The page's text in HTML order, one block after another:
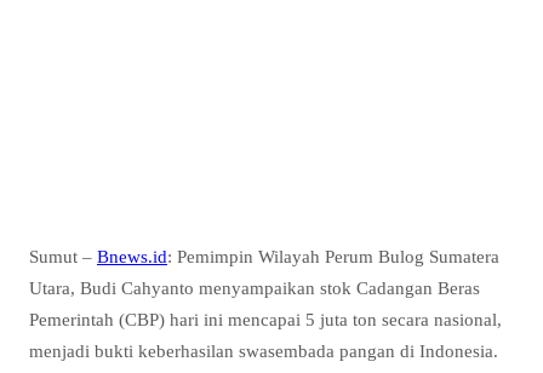
Sumut – Bnews.id: Pemimpin Wilayah Perum Bulog Sumatera
Utara, Budi Cahyanto menyampaikan stok Cadangan Beras
Pemerintah (CBP) hari ini mencapai 5 juta ton secara nasional,
menjadi bukti keberhasilan swasembada pangan di Indonesia.